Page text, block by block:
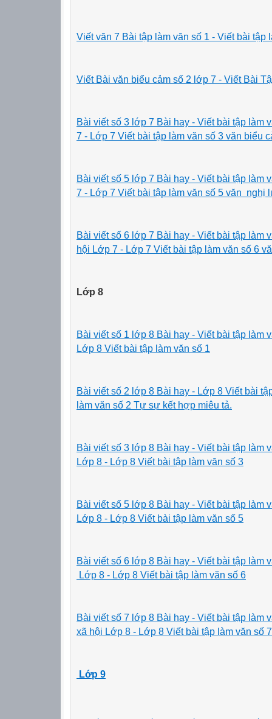
Viết văn 7 Bài tập làm văn số 1 - Viết bài tập
Viết Bài văn biểu cảm số 2 lớp 7 - Viết Bài
Bài viết số 3 lớp 7 Bài hay - Viết bài tập làm
7 - Lớp 7 Viết bài tập làm văn số 3 văn biểu
Bài viết số 5 lớp 7 Bài hay - Viết bài tập làm
7 - Lớp 7 Viết bài tập làm văn số 5 văn nghị
Bài viết số 6 lớp 7 Bài hay - Viết bài tập làm
hội Lớp 7 - Lớp 7 Viết bài tập làm văn số 6
Lớp 8
Bài viết số 1 lớp 8 Bài hay - Viết bài tập làm
Lớp 8 Viết bài tập làm văn số 1
Bài viết số 2 lớp 8 Bài hay - Lớp 8 Viết bài
làm văn số 2 Tự sự kết hợp miêu tả.
Bài viết số 3 lớp 8 Bài hay - Viết bài tập làm
Lớp 8 - Lớp 8 Viết bài tập làm văn số 3
Bài viết số 5 lớp 8 Bài hay - Viết bài tập làm
Lớp 8 - Lớp 8 Viết bài tập làm văn số 5
Bài viết số 6 lớp 8 Bài hay - Viết bài tập làm
Lớp 8 - Lớp 8 Viết bài tập làm văn số 6
Bài viết số 7 lớp 8 Bài hay - Viết bài tập làm
xã hội Lớp 8 - Lớp 8 Viết bài tập làm văn số 7
Lớp 9